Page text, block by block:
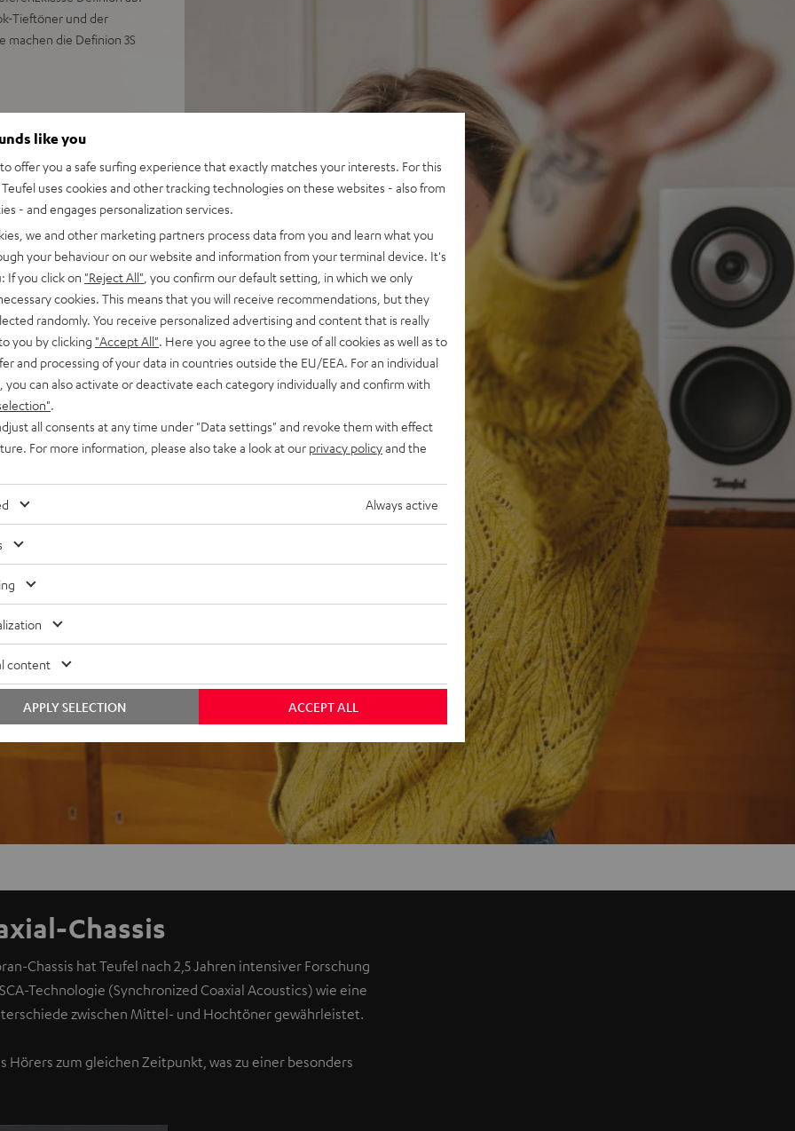
Tieftöner und der
machen die Definion 3S
3-Wege-
&
für tiefen, präzisen
Impulstreue & Dynamik
versteiftes Gehäuse
erstellen
5S Standfuß)
74 Bewertungen)
Chassis
Chassis hat Teufel nach 2,5 Jahren intensiver Forschung
Technologie (Synchronized Coaxial Acoustics) wie eine
zwischen Mittel- und Hochtöner gewährleistet.
Hörers zum gleichen Zeitpunkt, was zu einer besonders
like you
offer you a safe surfing experience that exactly matches your interests. For this
uses cookies and other tracking technologies on these websites - also from
- and engages personalization services.
we and other marketing partners process data from you and learn what you
your behaviour on our website and information from your terminal device. It's
If you click on "Reject All" , you confirm our default setting, in which we only
cookies. This means that you will receive recommendations, but they
randomly. You receive personalized advertising and content that is really
you by clicking "Accept All" . Here you agree to the use of all cookies as well as to
and processing of your data in countries outside the EU/EEA. For an individual
you can also activate or deactivate each category individually and confirm with
all consents at any time under "Data settings" and revoke them with effect
For more information, please also take a look at our privacy policyand the
Always active
content
ACCEPT ALL
APPLY SELECTION